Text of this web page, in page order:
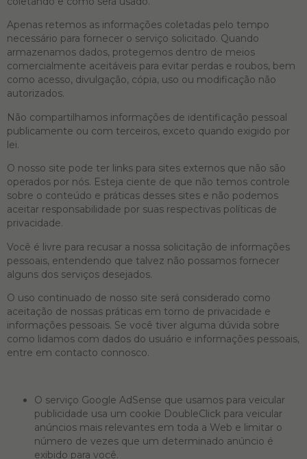
Apenas retemos as informações coletadas pelo tempo
necessário para fornecer o serviço solicitado. Quando
armazenamos dados, protegemos dentro de meios
comercialmente aceitáveis ​​para evitar perdas e roubos, bem
como acesso, divulgação, cópia, uso ou modificação não
autorizados.
Não compartilhamos informações de identificação pessoal
publicamente ou com terceiros, exceto quando exigido por
lei.
O nosso site pode ter links para sites externos que não são
operados por nós. Esteja ciente de que não temos controle
sobre o conteúdo e práticas desses sites e não podemos
aceitar responsabilidade por suas respectivas políticas de
privacidade.
Você é livre para recusar a nossa solicitação de informações
pessoais, entendendo que talvez não possamos fornecer
alguns dos serviços desejados.
O uso continuado de nosso site será considerado como
aceitação de nossas práticas em torno de privacidade e
informações pessoais. Se você tiver alguma dúvida sobre
como lidamos com dados do usuário e informações pessoais,
entre em contacto connosco.
O serviço Google AdSense que usamos para veicular
publicidade usa um cookie DoubleClick para veicular
anúncios mais relevantes em toda a Web e limitar o
número de vezes que um determinado anúncio é
exibido para você.